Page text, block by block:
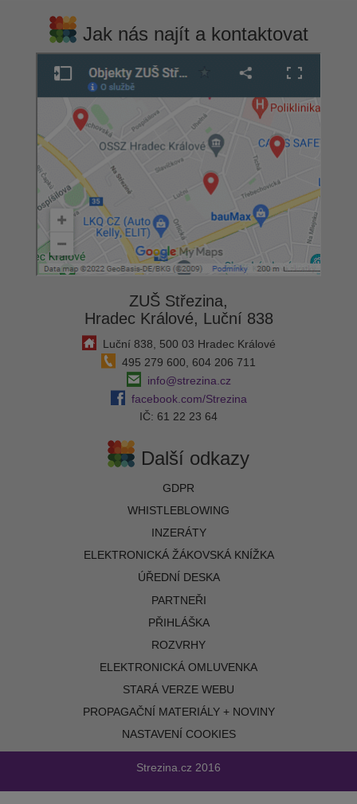
Jak nás najít a kontaktovat
ZUŠ Střezina,
Hradec Králové, Luční 838
Luční 838, 500 03 Hradec Králové
495 279 600, 604 206 711
info@strezina.cz
facebook.com/Strezina
IČ: 61 22 23 64
Další odkazy
GDPR
WHISTLEBLOWING
INZERÁTY
ELEKTRONICKÁ ŽÁKOVSKÁ KNÍŽKA
ÚŘEDNÍ DESKA
PARTNEŘI
PŘIHLÁŠKA
ROZVRHY
ELEKTRONICKÁ OMLUVENKA
STARÁ VERZE WEBU
PROPAGAČNÍ MATERIÁLY + NOVINY
NASTAVENÍ COOKIES
Strezina.cz 2016